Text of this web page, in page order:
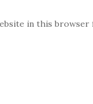
in this